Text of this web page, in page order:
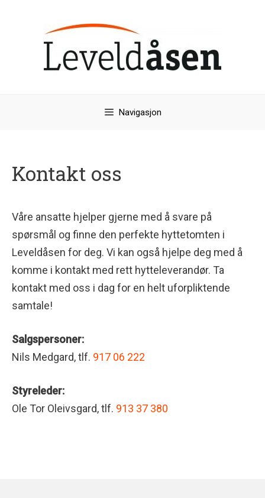
Navigasjon
Kontakt oss
Våre ansatte hjelper gjerne med å svare på
spørsmål og finne den perfekte hyttetomten i
Leveldåsen for deg. Vi kan også hjelpe deg med å
komme i kontakt med rett hytteleverandør. Ta
kontakt med oss i dag for en helt uforpliktende
samtale!
Salgspersoner:
Nils Medgard, tlf. 917 06 222
Styreleder:
Ole Tor Oleivsgard, tlf. 913 37 380